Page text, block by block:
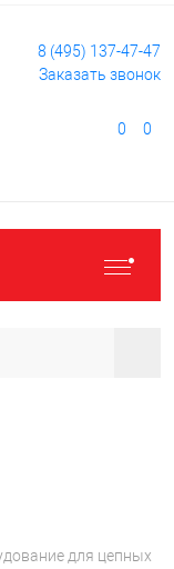
8 (495) 137-47-47
Заказать звонок
0 0
для цепных